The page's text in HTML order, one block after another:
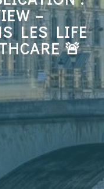
–
LES LIFE
🚨